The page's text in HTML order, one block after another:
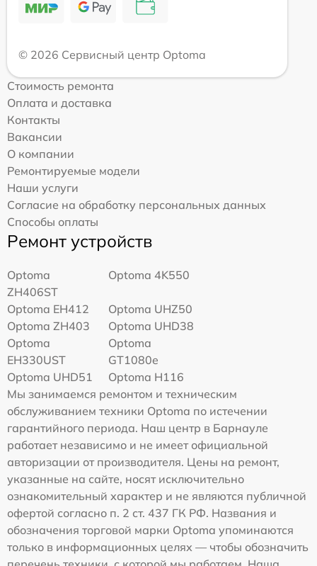
© 2026 Сервисный центр Optoma
Стоимость ремонта
Оплата и доставка
Контакты
Вакансии
О компании
Ремонтируемые модели
Наши услуги
Согласие на обработку персональных данных
Способы оплаты
Ремонт устройств
Optoma
ZH406ST
Optoma 4K550
Optoma EH412
Optoma UHZ50
Optoma ZH403
Optoma UHD38
Optoma
EH330UST
Optoma
GT1080e
Optoma UHD51
Optoma H116
Мы занимаемся ремонтом и техническим
обслуживанием техники Optoma по истечении
гарантийного периода. Наш центр в Барнауле
работает независимо и не имеет официальной
авторизации от производителя. Цены на ремонт,
указанные на сайте, носят исключительно
ознакомительный характер и не являются публичной
офертой согласно п. 2 ст. 437 ГК РФ. Названия и
обозначения торговой марки Optoma упоминаются
только в информационных целях — чтобы обозначить